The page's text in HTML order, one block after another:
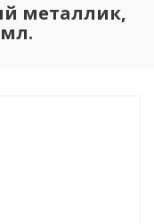
металлик,
мл.